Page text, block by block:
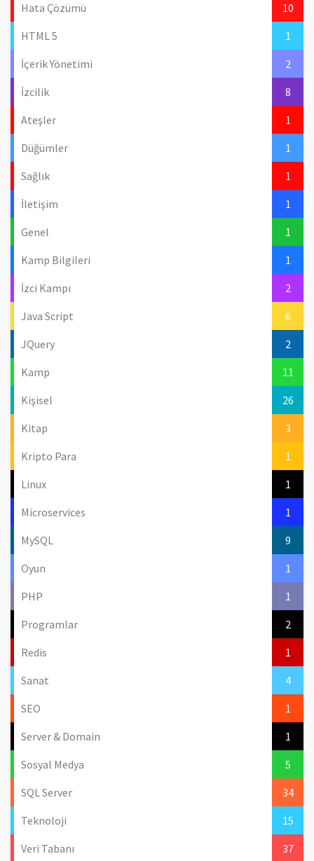
Hata Çözümü
10
HTML 5
1
İçerik Yönetimi
2
İzcilik
8
Ateşler
1
Düğümler
1
Sağlık
1
İletişim
1
Genel
1
Kamp Bilgileri
1
İzci Kampı
2
Java Script
6
JQuery
2
Kamp
11
Kişisel
26
Kitap
3
Kripto Para
1
Linux
1
Microservices
1
MySQL
9
Oyun
1
PHP
1
Programlar
2
Redis
1
Sanat
4
SEO
1
Server & Domain
1
Sosyal Medya
5
SQL Server
34
Teknoloji
15
Veri Tabanı
37